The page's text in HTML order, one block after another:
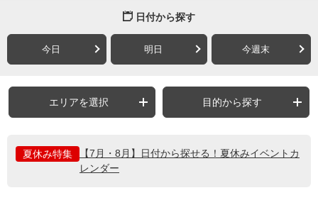
日付から探す
今日 明日 今週末
エリアを選択 目的から探す
夏休み特集
【7月・8月】日付から探せる！夏休みイベントカ
レンダー